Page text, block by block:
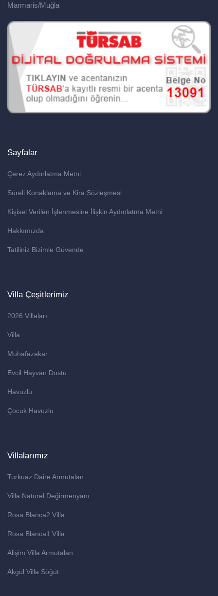
Marmaris/Muğla
Sayfalar
Çerez Aydınlatma Metni
Süreli Konaklama ve Kira Sözleşmesi
Kişisel Verilen İşlenmesine İlişkin Aydınlatma Metni
Hakkımızda
Tatiliniz Bizimle Güvende
Villa Çeşitlerimiz
2026 Villaları
Villa
Muhafazakar
Evcil Hayvan Dostu
Havuzlu
Çocuk Havuzlu
Villalarımız
Turkuaz Daire Armutalan
Villa Naturel Değirmenyanı
Rosa Blanca2 Villa
Rosa Blanca1 Villa
Alişim Villa Armutalan
Akgül Villa Söğüt